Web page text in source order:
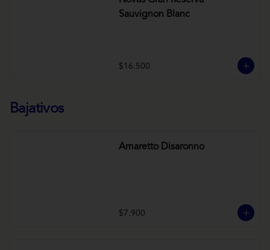
Sauvignon Blanc
$16.500
Bajativos
Amaretto Disaronno
$7.900